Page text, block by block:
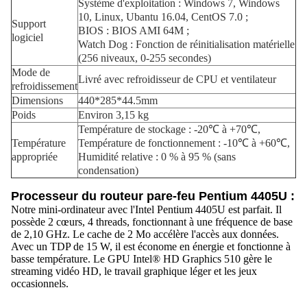
Support
logiciel
Système d'exploitation : Windows 7, Windows
10, Linux, Ubantu 16.04, CentOS 7.0 ;
BIOS : BIOS AMI 64M ;
Watch Dog : Fonction de réinitialisation matérielle
(256 niveaux, 0-255 secondes)
Mode de
refroidissement
Livré avec refroidisseur de CPU et ventilateur
Dimensions
440*285*44.5mm
Poids
Environ 3,15 kg
Température
appropriée
Température de stockage : -20℃ à +70℃,
Température de fonctionnement : -10℃ à +60℃,
Humidité relative : 0 % à 95 % (sans
condensation)
Processeur du routeur pare-feu Pentium 4405U :
Notre mini-ordinateur avec l'Intel Pentium 4405U est parfait. Il
possède 2 cœurs, 4 threads, fonctionnant à une fréquence de base
de 2,10 GHz. Le cache de 2 Mo accélère l'accès aux données.
Avec un TDP de 15 W, il est économe en énergie et fonctionne à
basse température. Le GPU Intel® HD Graphics 510 gère le
streaming vidéo HD, le travail graphique léger et les jeux
occasionnels.